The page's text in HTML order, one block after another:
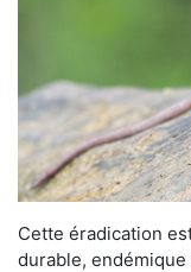
Cette éradication
durable,